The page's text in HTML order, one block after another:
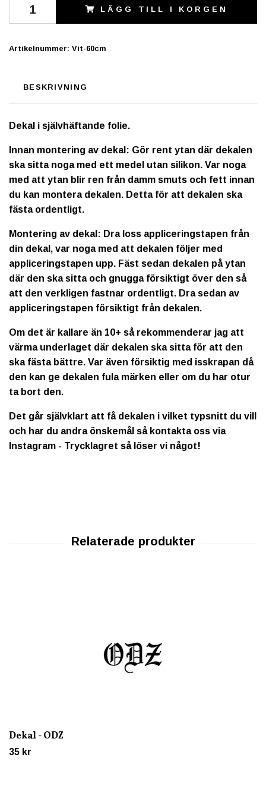
LÄGG TILL I KORGEN
Artikelnummer: Vit-60cm
BESKRIVNING
Dekal i självhäftande folie.
Innan montering av dekal: Gör rent ytan där dekalen
ska sitta noga med ett medel utan silikon. Var noga
med att ytan blir ren från damm smuts och fett innan
du kan montera dekalen. Detta för att dekalen ska
fästa ordentligt.
Montering av dekal: Dra loss appliceringstapen från
din dekal, var noga med att dekalen följer med
appliceringstapen upp. Fäst sedan dekalen på ytan
där den ska sitta och gnugga försiktigt över den så
att den verkligen fastnar ordentligt. Dra sedan av
appliceringstapen försiktigt från dekalen.
Om det är kallare än 10+ så rekommenderar jag att
värma underlaget där dekalen ska sitta för att den
ska fästa bättre. Var även försiktig med isskrapan då
den kan ge dekalen fula märken eller om du har otur
ta bort den.
Det går självklart att få dekalen i vilket typsnitt du vill
och har du andra önskemål så kontakta oss via
Instagram - Trycklagret så löser vi något!
Dekal - ODZ
35 kr